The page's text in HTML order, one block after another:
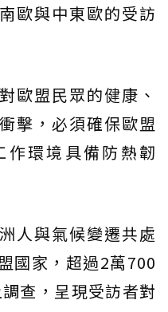
歐與中東歐的受訪
歐盟民眾的健康、
擊，必須確保歐盟
作環境具備防熱韌
人與氣候變遷共處
國家，超過2萬700
查，呈現受訪者對